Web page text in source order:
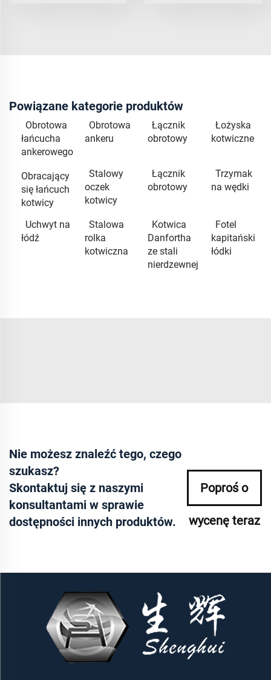
Powiązane kategorie produktów
Obrotowa
łańcucha
ankerowego
Obrotowa
ankeru
Łącznik
obrotowy
Łożyska
kotwiczne
Obracający
się łańcuch
kotwicy
Stalowy
oczek
kotwicy
Łącznik
obrotowy
Trzymak
na wędki
Uchwyt na
łódź
Stalowa
rolka
kotwiczna
Kotwica
Danfortha
ze stali
nierdzewnej
Fotel
kapitański
łódki
Nie możesz znaleźć tego, czego
szukasz?
Skontaktuj się z naszymi
konsultantami w sprawie
dostępności innych produktów.
Poproś o
wycenę teraz